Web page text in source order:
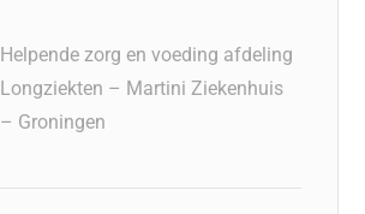
Helpende zorg en voeding afdeling
Longziekten – Martini Ziekenhuis
– Groningen